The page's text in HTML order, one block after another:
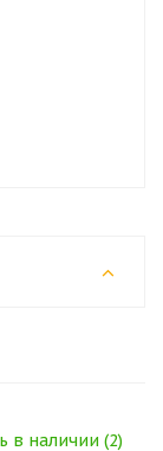
в наличии (2)